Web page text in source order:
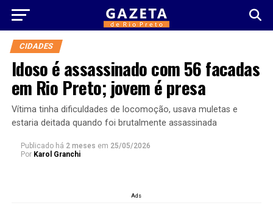
CIDADES
Idoso é assassinado com 56 facadas
em Rio Preto; jovem é presa
Vítima tinha dificuldades de locomoção, usava muletas e
estaria deitada quando foi brutalmente assassinada
Publicado há 2 meses em 25/05/2026
Por Karol Granchi
Ads